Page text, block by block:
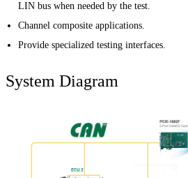
LIN bus when needed by the test.
Channel composite applications.
Provide specialized testing interfaces.
System Diagram